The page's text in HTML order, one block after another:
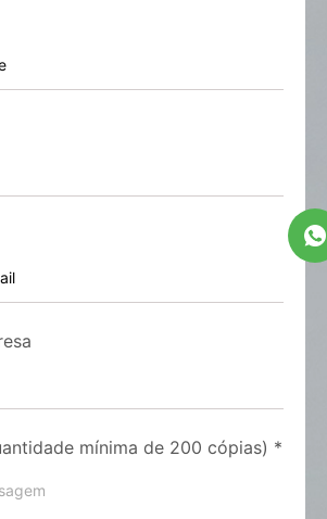
mínima de 200 cópias) *